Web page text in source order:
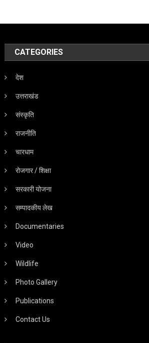
CATEGORIES
देश
उत्तराखंड
संस्कृति
राजनीति
चारधाम
रोजगार / शिक्षा
सरकारी योजना
सम्पादकीय लेख
Documentaries
Video
Wildlife
Photo Gallery
Publications
Contact Us